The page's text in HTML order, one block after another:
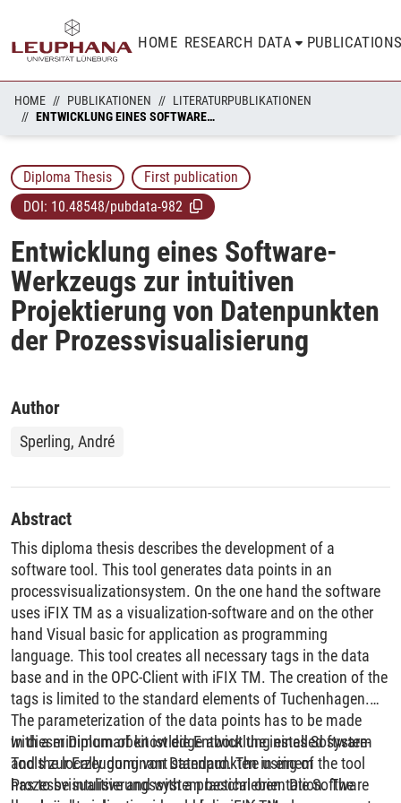
HOME RESEARCH DATA
HOME PUBLIKATIONEN
LITERATURPUBLIKATIONEN
ENTWICKLUNG EINES SOFTWARE-WERKZEUGS ZUR INTUITIVEN PROJEKTIERUNG VON DATENPUNKTEN DER PROZESSVISUALISIERUNG
Diploma Thesis
First publication
DOI: 10.48548/pubdata-982
Entwicklung eines Software-
Werkzeugs zur intuitiven
Projektierung von Datenpunkten
der Prozessvisualisierung
Author
Sperling, André
Abstract
This diploma thesis describes the development of a
software tool. This tool generates data points in an
processvisualizationsystem. On the one hand the software
uses iFIX TM as a visualization-software and on the other
hand Visual basic for application as programming
language. This tool creates all necessary tags in the data
base and in the OPC-Client with iFIX TM. The creation of the
tags is limited to the standard elements of Tuchenhagen.
The parameterization of the data points has to be made
with a minimum of knowledge about the installed system
and the locally dominant standard. The using of the tool
has to be intuitive and with a practical orientation. The
In dieser Diplomarbeit ist die Entwicklung eines Software-
Tools zur Erzeugung von Datenpunkten in einem
Prozessvisualisierungssystem beschrieben. Die Software